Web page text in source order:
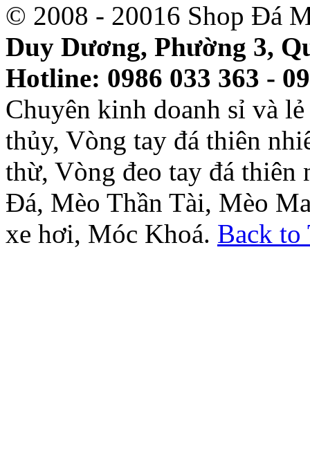
© 2008 - 20016 Shop Đá
Duy Dương, Phường 3,
Hotline: 0986 033 363 -
Chuyên kinh doanh sỉ và
thủy, Vòng tay đá thiên
thừ, Vòng đeo tay đá thiên
Đá, Mèo Thần Tài, Mèo
xe hơi, Móc Khoá. Back to